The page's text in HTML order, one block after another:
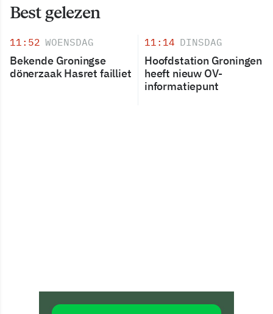
Best gelezen
11:52 WOENSDAG
Bekende Groningse
dönerzaak Hasret failliet
11:14 DINSDAG
Hoofdstation Groningen
heeft nieuw OV-
informatiepunt